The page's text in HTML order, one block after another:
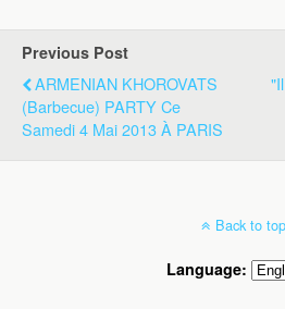
Previous Post
ARMENIAN KHOROVATS
(Barbecue) PARTY Ce
Samedi 4 Mai 2013 À PARIS
Back to top
Language: